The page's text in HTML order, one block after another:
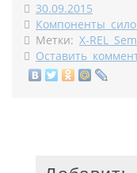
30.09.2015
Компоненты
Метки: X-REL
Оставить